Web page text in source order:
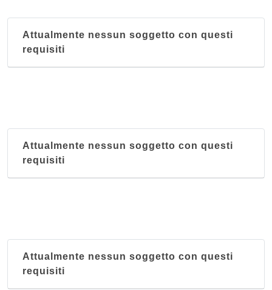
Attualmente nessun soggetto con questi
requisiti
Attualmente nessun soggetto con questi
requisiti
Attualmente nessun soggetto con questi
requisiti